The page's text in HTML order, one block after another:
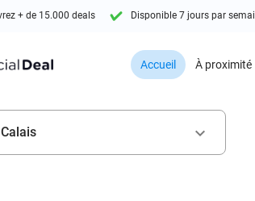
+ de 15.000 deals Disponible 7 jours par
Accueil À proximité
Calais keyboard_arrow_down